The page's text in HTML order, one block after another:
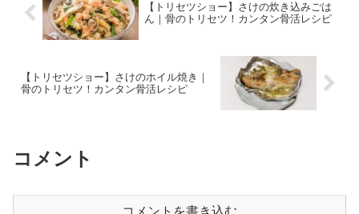
【トリセツショー】さけの炊き込みごは
ん｜骨のトリセツ！カンタン骨活レシピ
【トリセツショー】さけのホイル焼き｜
骨のトリセツ！カンタン骨活レシピ
コメント
コメントを書き込む